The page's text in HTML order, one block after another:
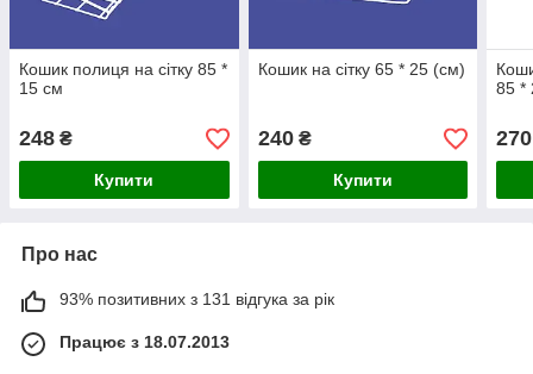
Кошик полиця на сітку 85 *
15 см
248 ₴
Купити
Кошик на сітку 65 * 25 (см)
240₴
Купити
85 *
270
Про нас
93% позитивних з 131 відгука за рік
Працює з 18.07.2013